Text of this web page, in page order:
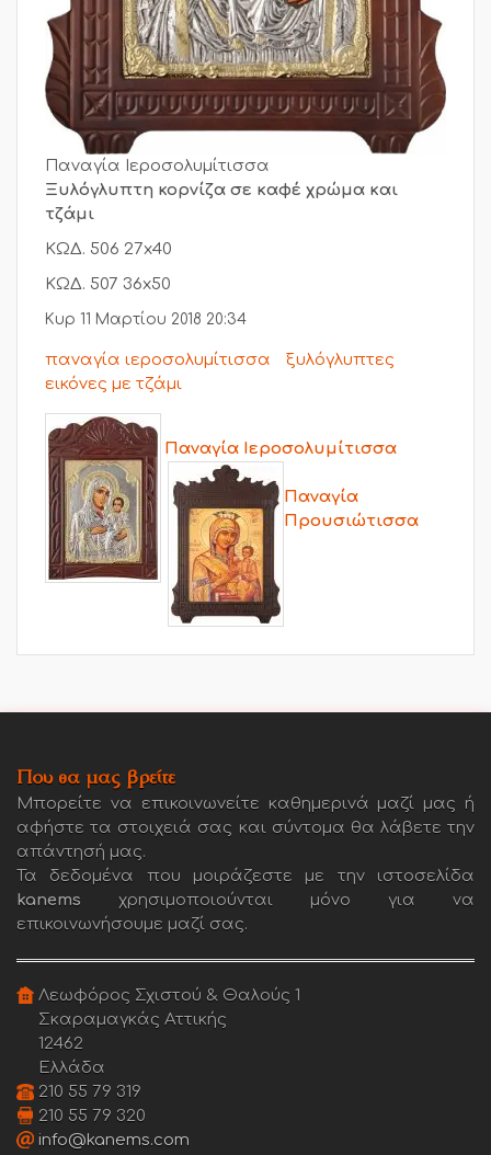
Παναγία Ιεροσολυμίτισσα
Ξυλόγλυπτη κορνίζα σε καφέ χρώμα και
τζάμι
ΚΩΔ. 506 27x40
ΚΩΔ. 507 36x50
Κυρ 11 Μαρτίου 2018 20:34
παναγία ιεροσολυμίτισσα
ξυλόγλυπτες
εικόνες με τζάμι
Παναγία Ιεροσολυμίτισσα
Παναγία
Προυσιώτισσα
Που θα μας βρείτε
Μπορείτε να επικοινωνείτε καθημερινά μαζί μας ή
αφήστε τα στοιχειά σας και σύντομα θα λάβετε την
απάντησή μας.
Τα δεδομένα που μοιράζεστε με την ιστοσελίδα
kanems χρησιμοποιούνται μόνο για να
επικοινωνήσουμε μαζί σας.
Λεωφόρος Σχιστού & Θαλούς 1
Σκαραμαγκάς Αττικής
12462
Ελλάδα
210 55 79 319
210 55 79 320
info@kanems.com